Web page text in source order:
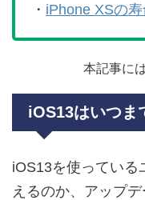
・ iPhone XSの
本記事に
iOS13はいつま
iOS13を使っている
えるのか、アップ